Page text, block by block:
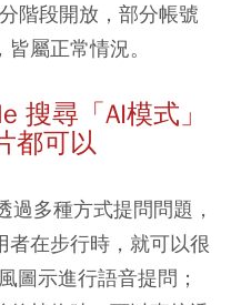
階段開放，部分帳號
屬正常情況。
搜尋 「AI模式」
都可以
過多種方式提問問題，
者在步行時，就可以很
圖示進行語音提問 ；